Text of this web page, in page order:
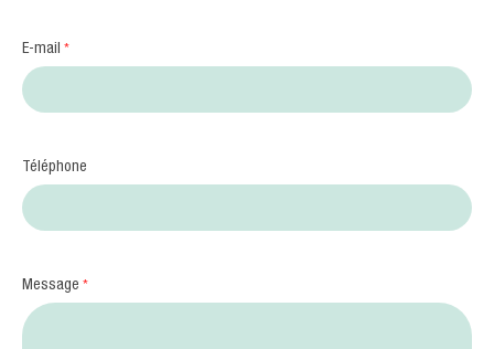
E-mail *
Téléphone
Message *